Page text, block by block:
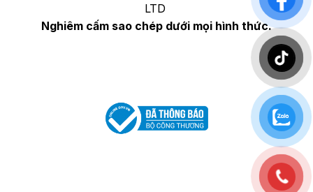
LTD
Nghiêm cấm sao chép dưới mọi hình thức.